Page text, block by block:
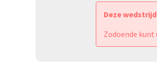
Deze
Zodoende kunt